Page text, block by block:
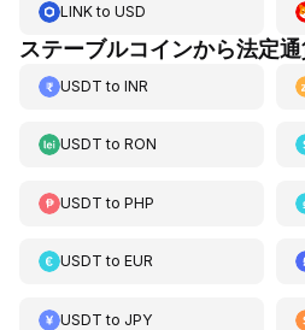
LINKto USD
ステーブルコインから法定
USDT to INR
USDT to RON
USDT to PHP
USDT to EUR
USDT to JPY